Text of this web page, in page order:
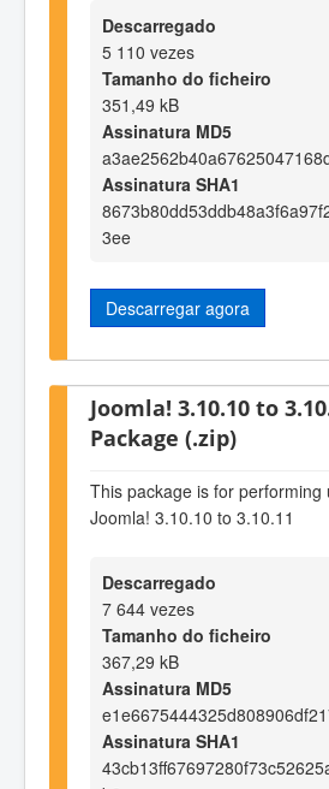
Descarregado
5 110 vezes
Tamanho do ficheiro
351,49 kB
Assinatura MD5
Assinatura SHA1
3ee
Descarregar agora
Joomla! 3.10.10 to
Package (.zip)
This package is for performing
Joomla! 3.10.10 to 3.10.11
Descarregado
7 644 vezes
Tamanho do ficheiro
367,29 kB
Assinatura MD5
Assinatura SHA1